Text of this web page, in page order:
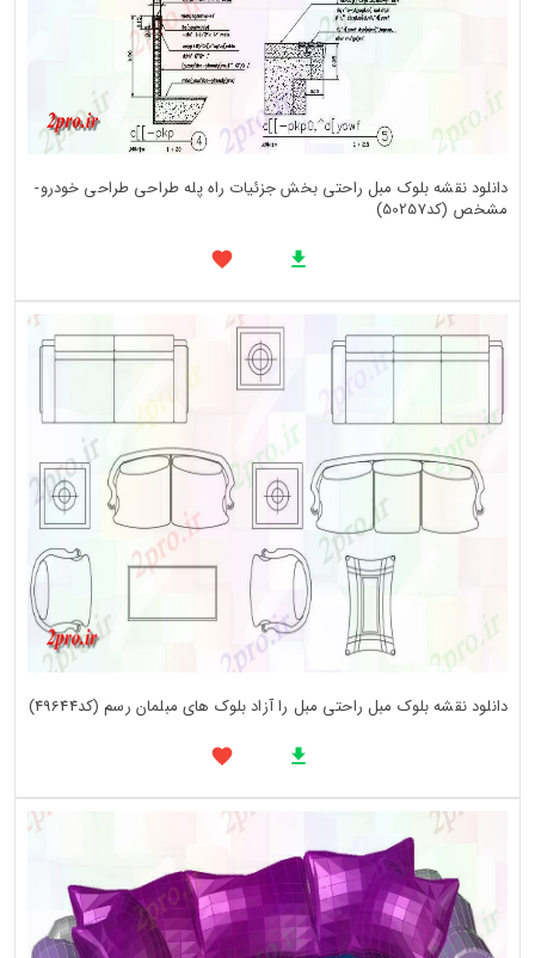
دانلود نقشه بلوک مبل راحتی بخش جزئیات راه پله طراحی طراحی خودرو-
مشخص (کد50257)
دانلود نقشه بلوک مبل راحتی مبل را آزاد بلوک های مبلمان رسم (کد49644)